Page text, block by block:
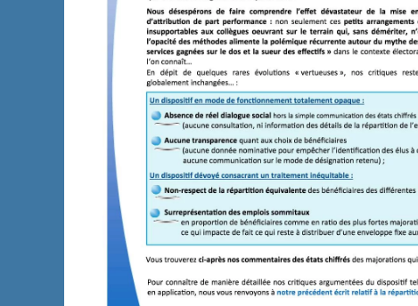
Plus d'articles...